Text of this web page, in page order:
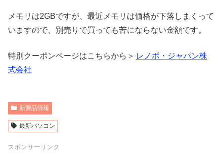
メモリは2GBですが、最近メモリは価格が下落しまくって
いますので、別売りで買っても苦にならない金額です。
特別クーポンページはこちらから＞ レノボ・ジャパン株
式会社
新製品情報
最新パソコン
スポンサーリンク